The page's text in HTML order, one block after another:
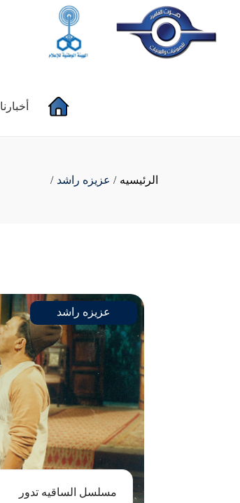
(current) أخبارنا
الرئيسيه / عزيزه راشد /
عزيزه راشد
مسلسل الساقيه تدور